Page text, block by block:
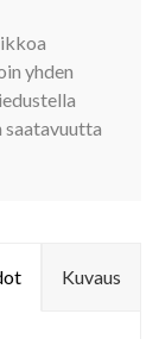
yhden
Kuvaus